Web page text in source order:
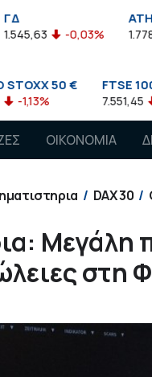
1.778,33 -0,04%
FTSE 100
7.551,45 -0,79%
ΟΙΚΟΝΟΜΙΑ
DAX 30
Μεγάλη
στη